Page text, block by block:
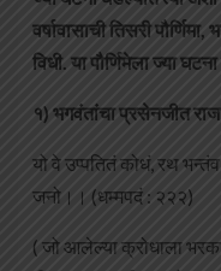
वर्षावासाची तिसरी
विधी. या पौर्णिमेला ज्या
१) भगवंतांचा प्रसेनजीत
यो वे उप्पतितं कोधं, रथ
जनो।। (धम्मपदं : २२२)
( जो आलेल्या क्रोधाला